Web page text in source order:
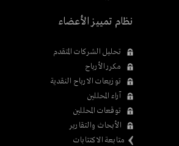
نظام تمييز الأعضاء
تحليل الشركات المتقدم
مكرر الأرباح
توزيعات الارباح النقدية
آراء المحللين
توقعات المحللين
الأبحاث والتقارير
متابعة الاكتتابات